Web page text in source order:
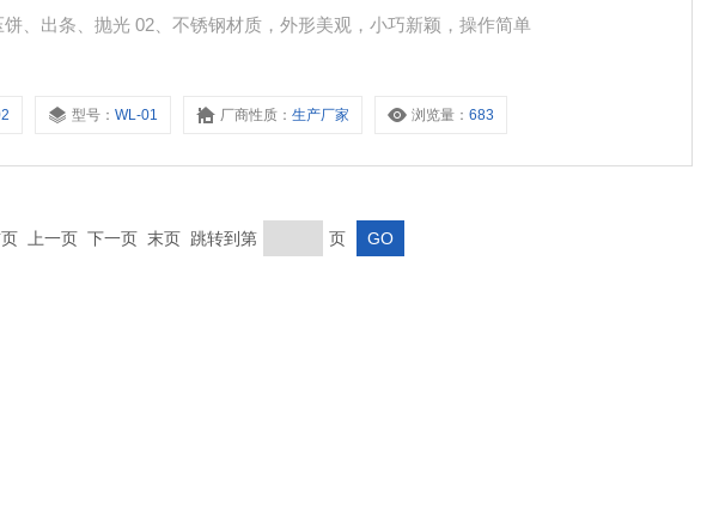
、出条、抛光 02、不锈钢材质，外形美观，小巧新颖，操作简单
型号：WL-01 厂商性质：生产厂家 浏览量：683
上一页 下一页 末页 跳转到第 页